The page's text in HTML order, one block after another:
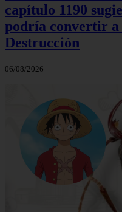
capítulo 1190
podría convertir a
Destrucción
06/08/2026